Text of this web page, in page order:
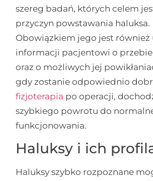
szereg badań, których celem
przyczyn powstawania haluksa.
Obowiązkiem jego jest również
informacji pacjentowi o
oraz o możliwych jej
gdy zostanie odpowiednio
fizjoterapia po operacji,
szybkiego powrotu do
funkcjonowania.
Haluksy i ich
Haluksy szybko rozpoznane